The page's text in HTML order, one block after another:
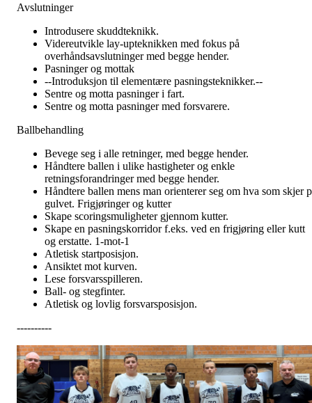
Avslutninger
Introdusere skuddteknikk.
Videreutvikle lay-upteknikken med fokus på
overhåndsavslutninger med begge hender.
Pasninger og mottak
--Introduksjon til elementære pasningsteknikker.--
Sentre og motta pasninger i fart.
Sentre og motta pasninger med forsvarere.
Ballbehandling
Bevege seg i alle retninger, med begge hender.
Håndtere ballen i ulike hastigheter og enkle
retningsforandringer med begge hender.
Håndtere ballen mens man orienterer seg om hva som skjer
gulvet. Frigjøringer og kutter
Skape scoringsmuligheter gjennom kutter.
Skape en pasningskorridor f.eks. ved en frigjøring eller kutt
og erstatte. 1-mot-1
Atletisk startposisjon.
Ansiktet mot kurven.
Lese forsvarsspilleren.
Ball- og stegfinter.
Atletisk og lovlig forsvarsposisjon.
----------